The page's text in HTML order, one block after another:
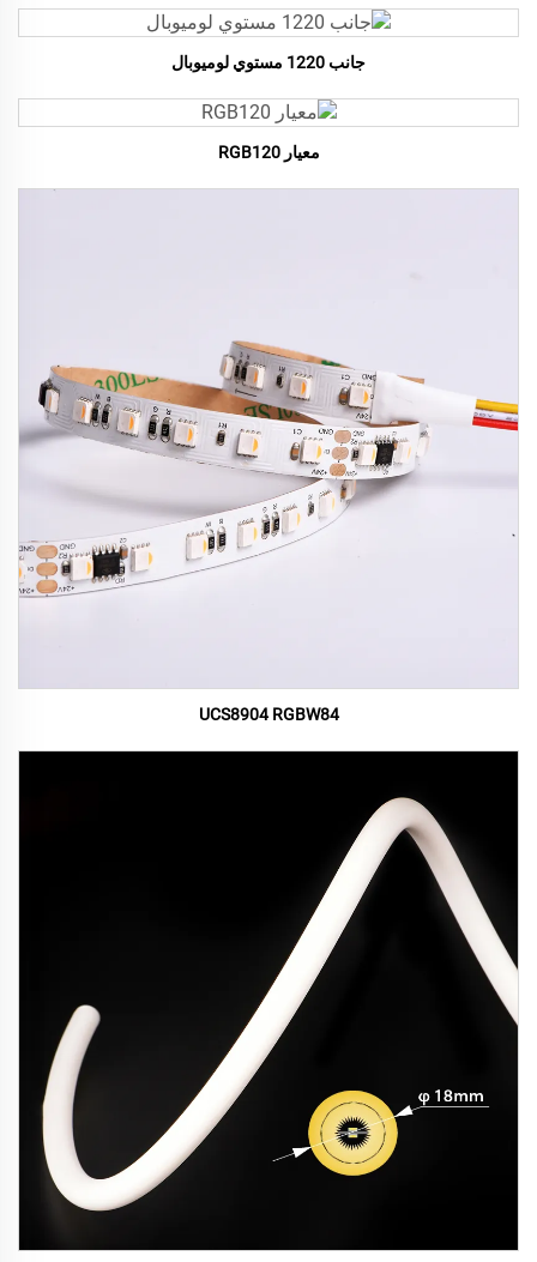
جانب 1220 مستوي لوميوبال
معيار RGB120
UCS8904 RGBW84